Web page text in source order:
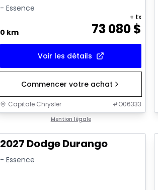
- Essence
0 km 73 080$
+ tx
Voir les détails
Commencer votre achat
Capitale Chrysler #O06333
Mention légale
2027 Dodge Durango
- Essence